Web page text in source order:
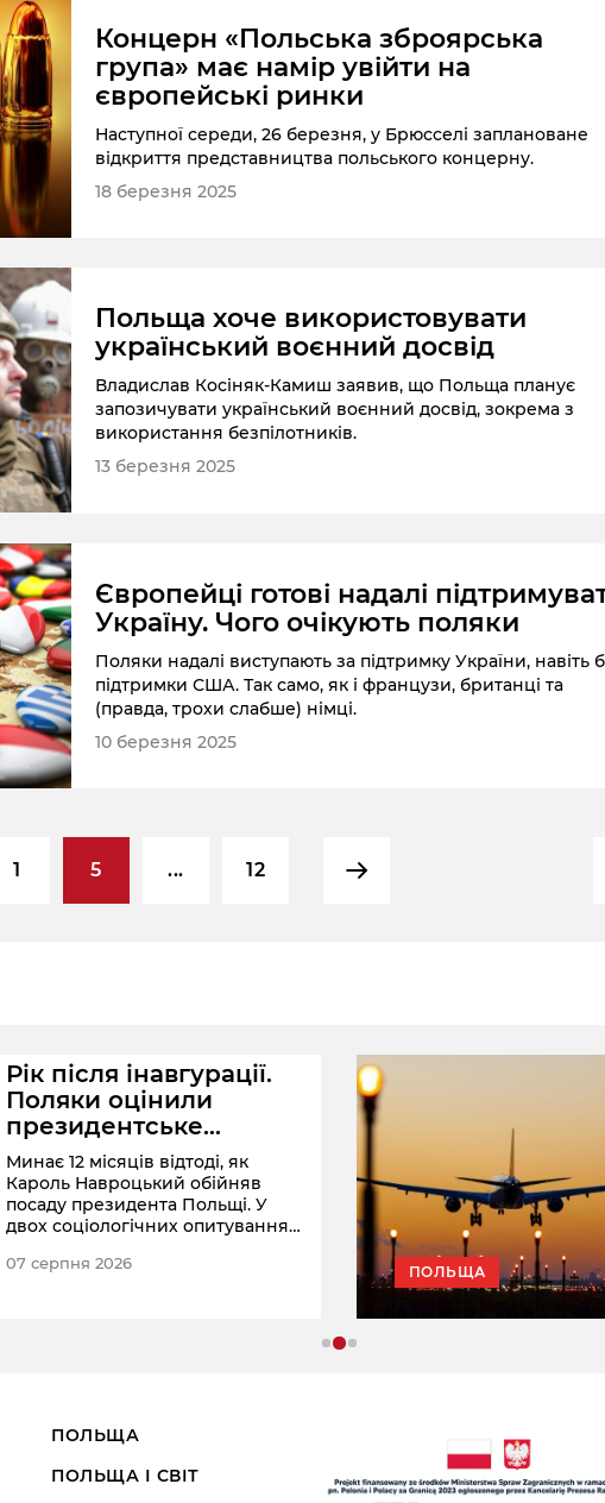
Концерн «Польська зброярська
група» має намір увійти на
європейські ринки
Наступної середи, 26 березня, у Брюсселі заплановане
відкриття представництва польського концерну.
18 березня 2025
Польща хоче використовувати
український воєнний досвід
Владислав Косіняк-Камиш заявив, що Польща планує
запозичувати український воєнний досвід, зокрема з
використання безпілотників.
13 березня 2025
Європейці готові надалі
Україну. Чого очікують поляки
Поляки надалі виступають за підтримку України, навіть
підтримки США. Так само, як і французи, британці та
(правда, трохи слабше) німці.
10 березня 2025
1 5 ... 12
Рік після інавгурації.
Поляки оцінили
президентське
подружжя
Минає 12 місяців відтоді, як
Кароль Навроцький обійняв
посаду президента Польщі. У
двох соціологічних опитуваннях
президента та першої леді.
07 серпня 2026 ПОЛЬЩА
ПОЛЬЩА
ПОЛЬЩА І СВІТ